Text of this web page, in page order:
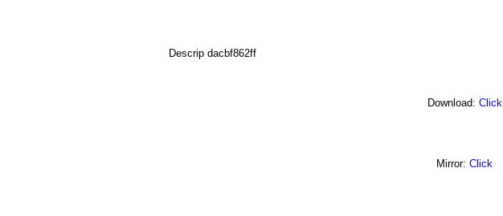
Descrip dacbf862ff
Download: Click
Mirror: Click